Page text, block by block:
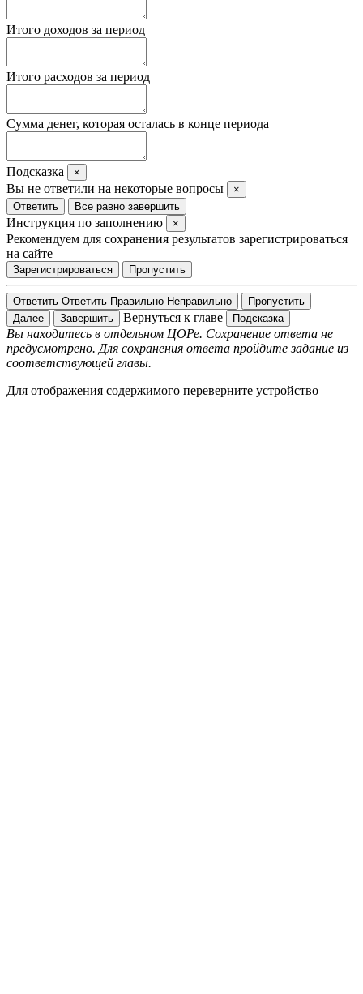
Итого доходов за период
Итого расходов за период
Сумма денег, которая осталась в конце периода
Подсказка ×
Вы не ответили на некоторые вопросы
×
Ответить
Все равно завершить
Инструкция по заполнению ×
Рекомендуем для сохранения результатов зарегистрироваться
на сайте
Зарегистрироваться Пропустить
Ответить Ответить Правильно Неправильно
Пропустить
Далее
Завершить Вернуться к главе Подсказка
Вы находитесь в отдельном ЦОРе. Сохранение ответа не
предусмотрено. Для сохранения ответа пройдите задание из
соответствующей главы.
Для отображения содержимого переверните устройство